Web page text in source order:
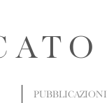
PUBBLICAZIONI